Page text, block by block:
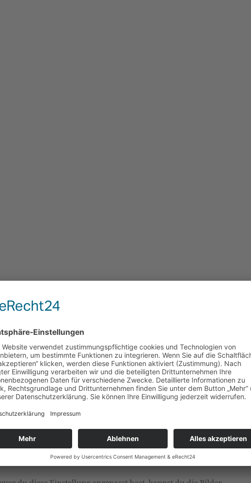
entwederkeines oderauf Aufnahme bezogene Bearbeitung.
du außerdem automatisch die Module Filmic RGB und
Belichtung wird dabei auf den Wert
+0.5 EVangepasst, der
nach Kamera musst du diesen Wert eventuell mithilfe einer
korrigieren, auf ca. +0.8 EV bis +1.5 EV. Zudem wird
um automatisch die kamerainterne Belichtungskorrektur
die so belichtet wurden, dass die Spitzlichter erhalten bleiben,